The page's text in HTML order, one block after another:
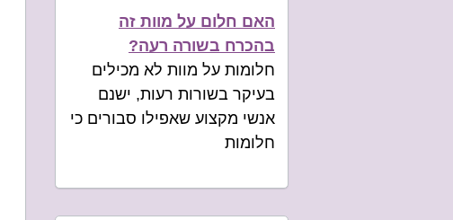
האם חלום על מוות זה
בהכרח בשורה רעה?
חלומות על מוות לא מכילים
בעיקר בשורות רעות, ישנם
אנשי מקצוע שאפילו סבורים כי
חלומות